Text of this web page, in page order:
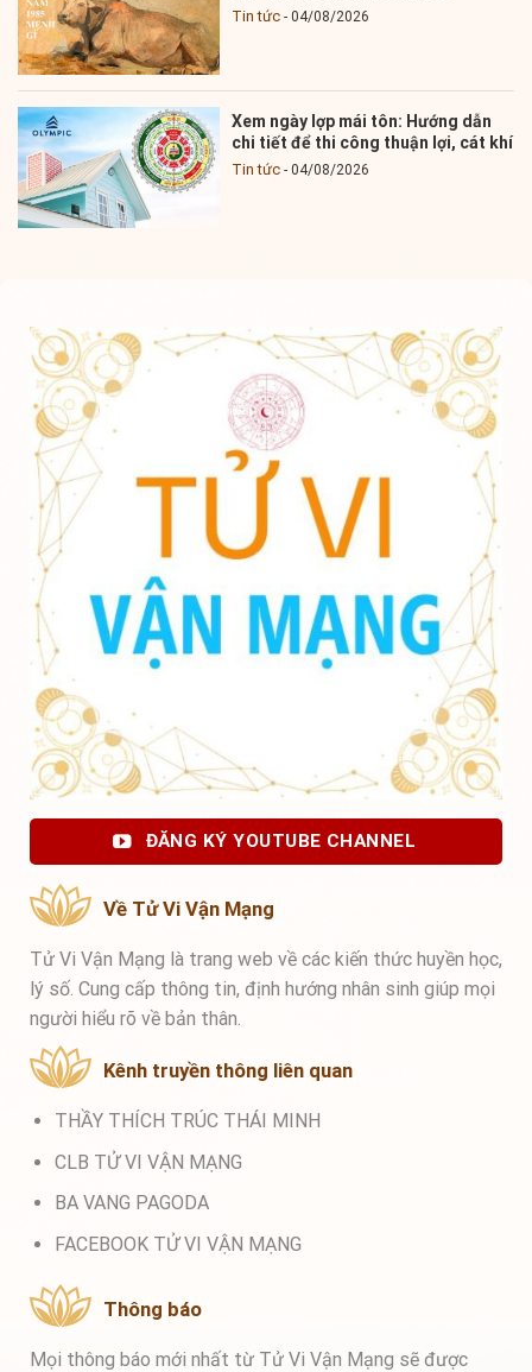
Tin tức 04/08/2026
Xem ngày lợp mái tôn: Hướng dẫn
chi tiết để thi công thuận lợi, cát khí
Tin tức 04/08/2026
ĐĂNG KÝ YOUTUBE CHANNEL
Về Tử Vi Vận Mạng
Tử Vi Vận Mạng là trang web về các kiến thức huyền học,
lý số. Cung cấp thông tin, định hướng nhân sinh giúp mọi
người hiểu rõ về bản thân.
Kênh truyền thông liên quan
THẦY THÍCH TRÚC THÁI MINH
CLB TỬ VI VẬN MẠNG
BA VANG PAGODA
FACEBOOK TỬ VI VẬN MẠNG
Thông báo
Mọi thông báo mới nhất từ Tử Vi Vận Mạng sẽ được